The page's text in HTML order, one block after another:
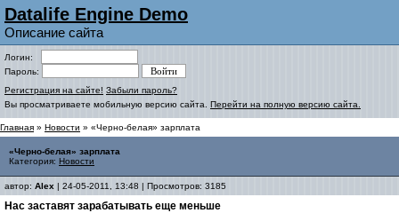
Datalife Engine Demo
Описание сайта
Логин:
Пароль:
Регистрация на сайте! Забыли пароль?
Вы просматриваете мобильную версию сайта. Перейти на полную версию сайта.
Главная » Новости » «Черно-белая» зарплата
«Черно-белая» зарплата
Категория: Новости
автор: Alex | 24-05-2011, 13:48 | Просмотров: 3185
Нас заставят зарабатывать еще меньше